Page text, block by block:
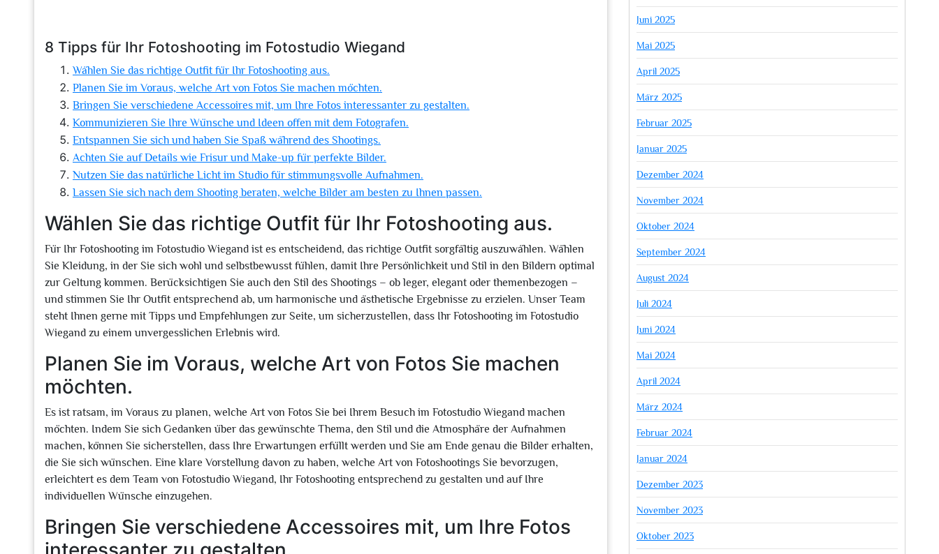
8 Tipps für Ihr Fotoshooting im Fotostudio Wiegand
Wählen Sie das richtige Outfit für Ihr Fotoshooting aus.
Planen Sie im Voraus, welche Art von Fotos Sie machen möchten.
Bringen Sie verschiedene Accessoires mit, um Ihre Fotos interessanter zu gestalten.
Kommunizieren Sie Ihre Wünsche und Ideen offen mit dem Fotografen.
Entspannen Sie sich und haben Sie Spaß während des Shootings.
Achten Sie auf Details wie Frisur und Make-up für perfekte Bilder.
Nutzen Sie das natürliche Licht im Studio für stimmungsvolle Aufnahmen.
Lassen Sie sich nach dem Shooting beraten, welche Bilder am besten zu Ihnen passen.
Wählen Sie das richtige Outfit für Ihr Fotoshooting aus.
Für Ihr Fotoshooting im Fotostudio Wiegand ist es entscheidend, das richtige Outfit sorgfältig auszuwählen. Wählen
Sie Kleidung, in der Sie sich wohl und selbstbewusst fühlen, damit Ihre Persönlichkeit und Stil in den Bildern optimal
zur Geltung kommen. Berücksichtigen Sie auch den Stil des Shootings – ob leger, elegant oder themenbezogen –
und stimmen Sie Ihr Outfit entsprechend ab, um harmonische und ästhetische Ergebnisse zu erzielen. Unser Team
steht Ihnen gerne mit Tipps und Empfehlungen zur Seite, um sicherzustellen, dass Ihr Fotoshooting im Fotostudio
Wiegand zu einem unvergesslichen Erlebnis wird.
Planen Sie im Voraus, welche Art von Fotos Sie machen
möchten.
Es ist ratsam, im Voraus zu planen, welche Art von Fotos Sie bei Ihrem Besuch im Fotostudio Wiegand machen
möchten. Indem Sie sich Gedanken über das gewünschte Thema, den Stil und die Atmosphäre der Aufnahmen
machen, können Sie sicherstellen, dass Ihre Erwartungen erfüllt werden und Sie am Ende genau die Bilder erhalten,
die Sie sich wünschen. Eine klare Vorstellung davon zu haben, welche Art von Fotoshootings Sie bevorzugen,
erleichtert es dem Team von Fotostudio Wiegand, Ihr Fotoshooting entsprechend zu gestalten und auf Ihre
individuellen Wünsche einzugehen.
Bringen Sie verschiedene Accessoires mit, um Ihre Fotos
Juni 2025
Mai 2025
April 2025
März 2025
Februar 2025
Januar 2025
Dezember 2024
November 2024
Oktober 2024
September 2024
August 2024
Juli 2024
Juni 2024
Mai 2024
April 2024
März 2024
Februar 2024
Januar 2024
Dezember 2023
November 2023
Oktober 2023